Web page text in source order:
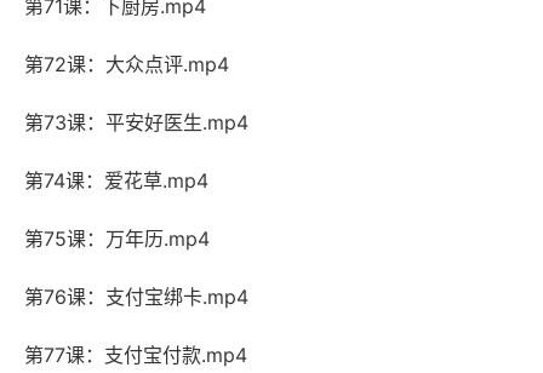
第71课：下厨房.mp4
第72课：大众点评.mp4
第73课：平安好医生.mp4
第74课：爱花草.mp4
第75课：万年历.mp4
第76课：支付宝绑卡.mp4
第77课：支付宝付款.mp4